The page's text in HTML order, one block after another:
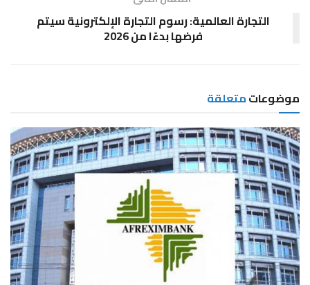
التجارة العالمية: رسوم التجارة الإلكترونية سيتم
فرضها بدءًا من 2026
موضوعاتمتعلقة